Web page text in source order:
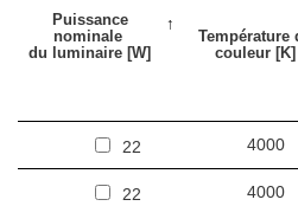
Puissance
nominale
du luminaire [W]
Température
couleur [K]
22 4000
22 4000